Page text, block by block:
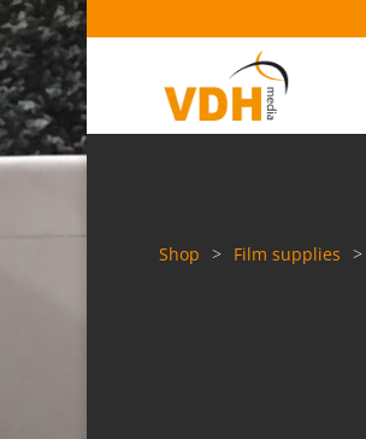
Shop > Film supplies >